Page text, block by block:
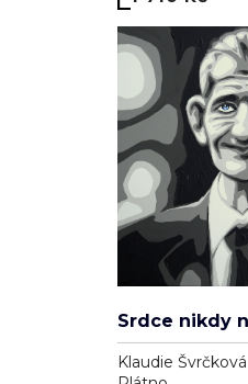
Ryba a kolo
Klaudie Švrčková
Plátno
85cm x 65cm